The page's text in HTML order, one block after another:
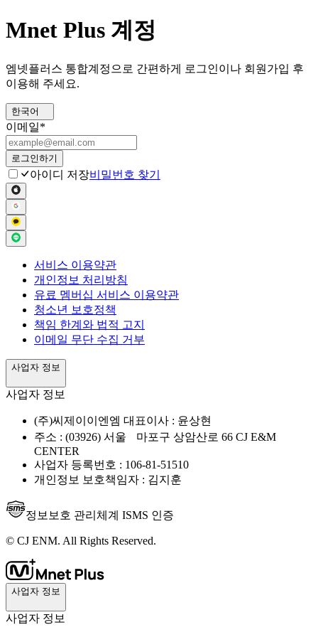
Mnet Plus 계정
엠넷플러스 통합계정으로 간편하게 로그인이나 회원가입 후
이용해 주세요.
한국어
이메일*
로그인하기
아이디 저장비밀번호 찾기
서비스 이용약관
개인정보 처리방침
유료 멤버십 서비스 이용약관
청소년 보호정책
책임 한계와 법적 고지
이메일 무단 수집 거부
사업자 정보
사업자 정보
(주)씨제이이엔엠 대표이사 : 윤상현
주소 : (03926) 서울 마포구 상암산로 66 CJ E&M
CENTER
사업자 등록번호 : 106-81-51510
개인정보 보호책임자 : 김지훈
정보보호 관리체계 ISMS 인증
© CJ ENM. All Rights Reserved.
사업자 정보
사업자 정보